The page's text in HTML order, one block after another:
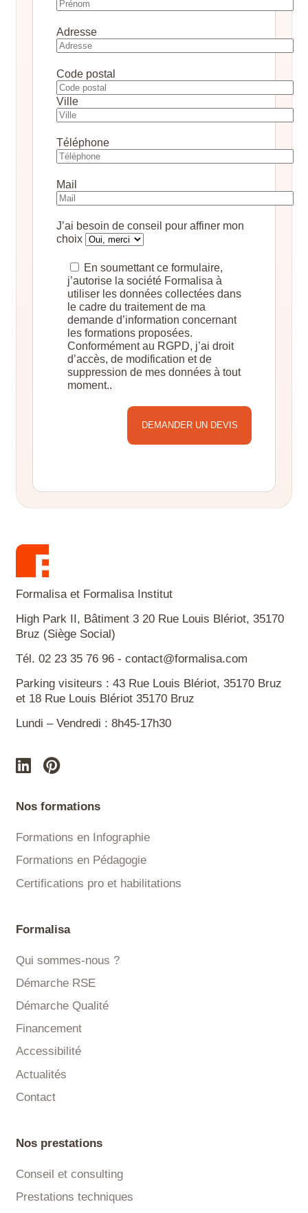
Adresse
Code postal
Ville
Téléphone
Mail
J’ai besoin de conseil pour affiner mon
choix
En soumettant ce formulaire,
j’autorise la société Formalisa à
utiliser les données collectées dans
le cadre du traitement de ma
demande d’information concernant
les formations proposées.
Conformément au RGPD, j’ai droit
d’accès, de modification et de
suppression de mes données à tout
moment..
Formalisa et Formalisa Institut
High Park II, Bâtiment 3 20 Rue Louis Blériot, 35170
Bruz (Siège Social)
Tél. 02 23 35 76 96 - contact@formalisa.com
Parking visiteurs : 43 Rue Louis Blériot, 35170 Bruz
et 18 Rue Louis Blériot 35170 Bruz
Lundi – Vendredi : 8h45-17h30
Nos formations
Formations en Infographie
Formations en Pédagogie
Certifications pro et habilitations
Formalisa
Qui sommes-nous ?
Démarche RSE
Démarche Qualité
Financement
Accessibilité
Actualités
Contact
Nos prestations
Conseil et consulting
Prestations techniques